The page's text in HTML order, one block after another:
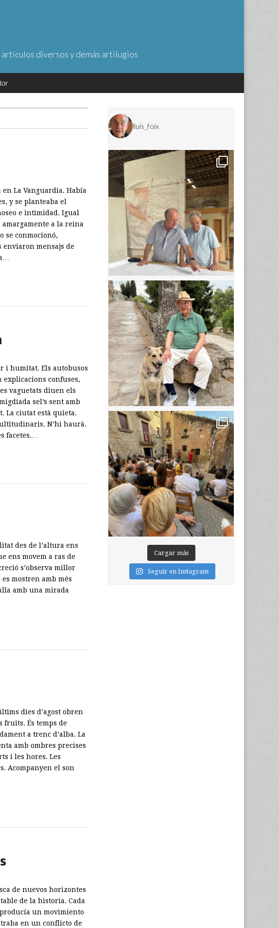
diversos y demás artilugios
en La Vanguardia. Había
y se planteaba el
e intimidad. Igual
a la reina
se conmocionó,
enviaron mensajs de
i humitat. Els autobusos
confuses,
vaguetats diuen els
sel’s sent amb
La ciutat està quieta.
N’hi haurà.
facetes.…
des de l’altura ens
ens movem a ras de
s’observa millor
mostren amb més
amb una mirada
dies d’agost obren
fruits. És temps de
a trenc d’alba. La
amb ombres precises
i les hores. Les
Acompanyen el son
de nuevos horizontes
de la historia. Cada
un movimiento
en un conflicto de
lluis_foix
Cargar más
Seguir en Instagram